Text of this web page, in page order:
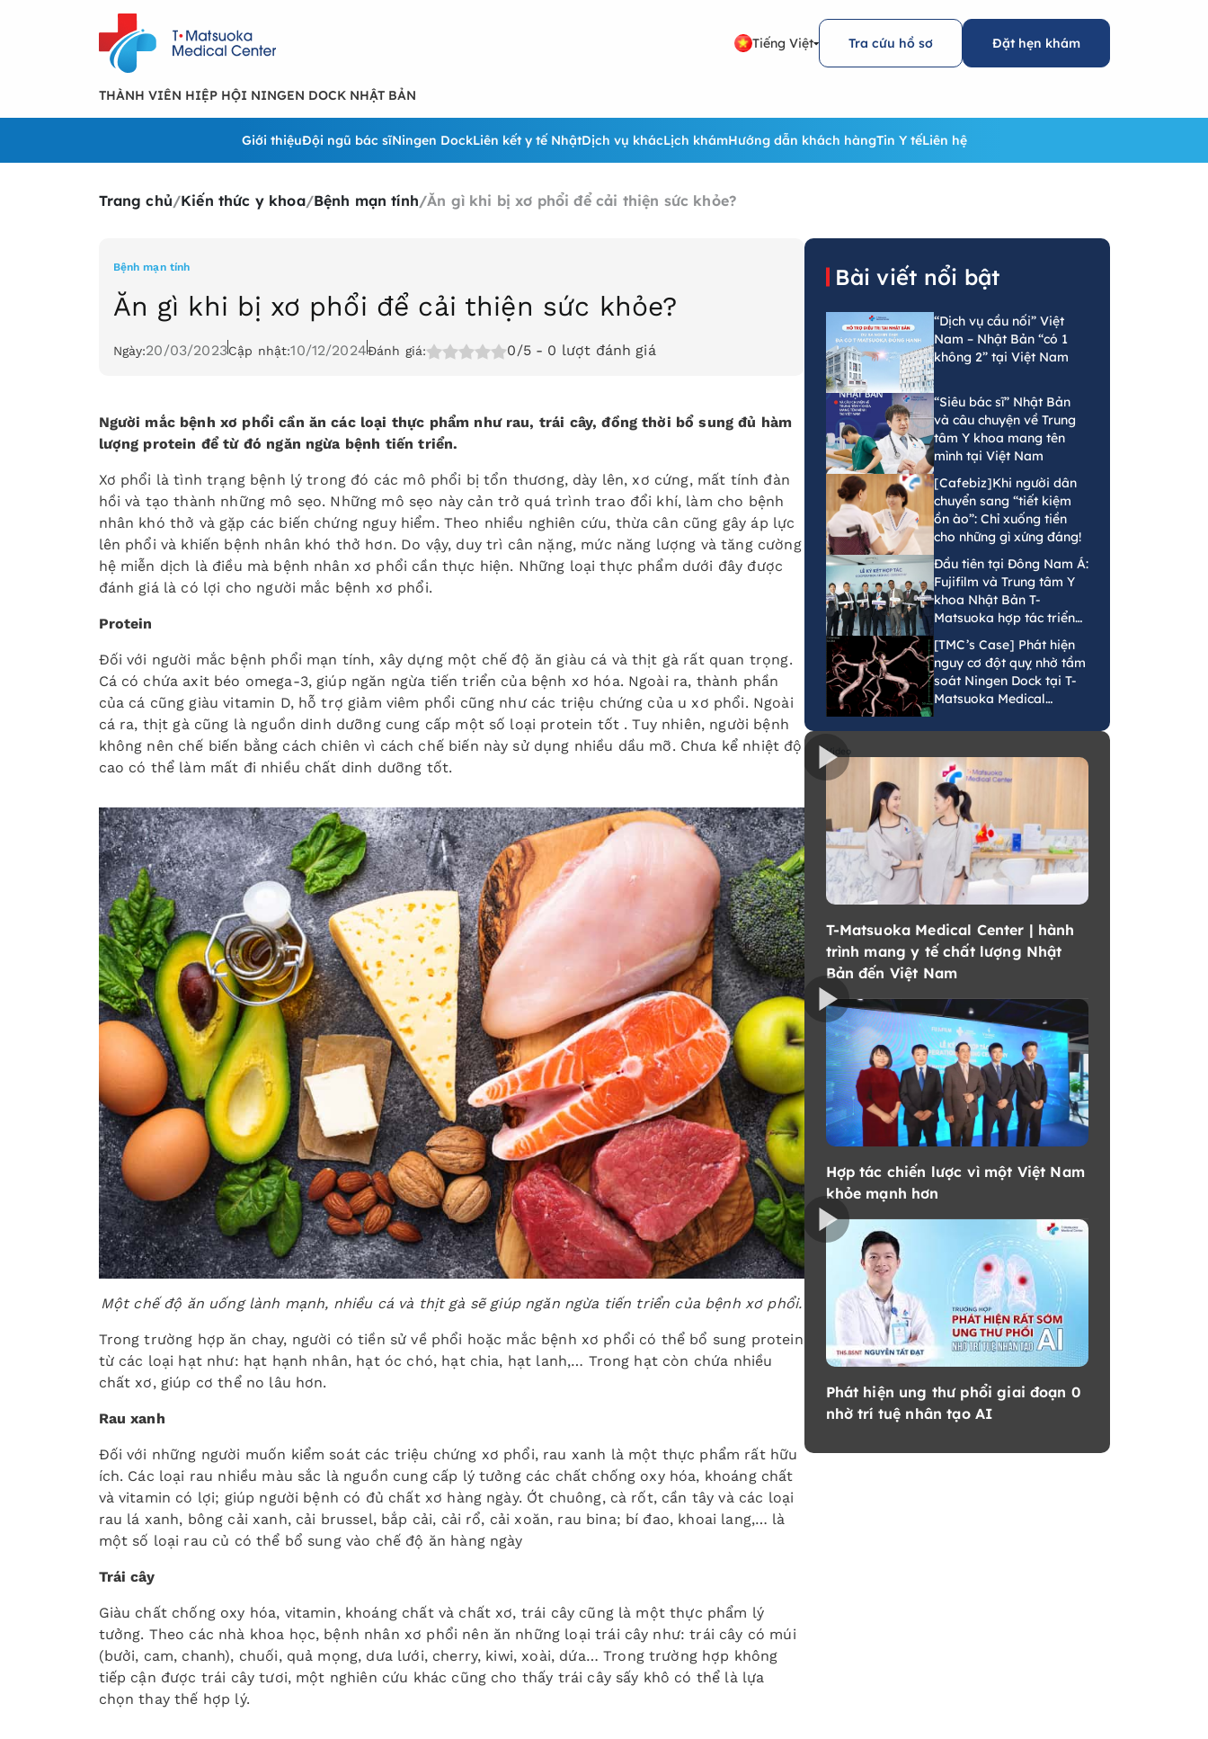
Tiếng Việt Tra cứu hồ sơ Đặt hẹn khám
THÀNH VIÊN HIỆP HỘI NINGEN DOCK NHẬT BẢN
Giới thiệuĐội ngũ bác sĩNingen DockLiên kết y tế NhậtDịch vụ khácLịch khámHướng dẫn khách hàngTin Y tếLiên hệ
Trang chủ/Kiến thức y khoa/Bệnh mạn tính/Ăn gì khi bị xơ phổi để cải thiện sức khỏe?
Bệnh mạn tính
Ăn gì khi bị xơ phổi để cải thiện sức khỏe?
Ngày:20/03/2023Cập nhật:10/12/2024Đánh giá: 0/5 - 0 lượt đánh giá
Người mắc bệnh xơ phổi cần ăn các loại thực phẩm như rau, trái cây, đồng thời bổ sung đủ hàm
lượng protein để từ đó ngăn ngừa bệnh tiến triển.
Xơ phổi là tình trạng bệnh lý trong đó các mô phổi bị tổn thương, dày lên, xơ cứng, mất tính đàn
hồi và tạo thành những mô sẹo. Những mô sẹo này cản trở quá trình trao đổi khí, làm cho bệnh
nhân khó thở và gặp các biến chứng nguy hiểm. Theo nhiều nghiên cứu, thừa cân cũng gây áp lực
lên phổi và khiến bệnh nhân khó thở hơn. Do vậy, duy trì cân nặng, mức năng lượng và tăng cường
hệ miễn dịch là điều mà bệnh nhân xơ phổi cần thực hiện. Những loại thực phẩm dưới đây được
đánh giá là có lợi cho người mắc bệnh xơ phổi.
Protein
Đối với người mắc bệnh phổi mạn tính, xây dựng một chế độ ăn giàu cá và thịt gà rất quan trọng.
Cá có chứa axit béo omega-3, giúp ngăn ngừa tiến triển của bệnh xơ hóa. Ngoài ra, thành phần
của cá cũng giàu vitamin D, hỗ trợ giảm viêm phổi cũng như các triệu chứng của u xơ phổi. Ngoài
cá ra, thịt gà cũng là nguồn dinh dưỡng cung cấp một số loại protein tốt . Tuy nhiên, người bệnh
không nên chế biến bằng cách chiên vì cách chế biến này sử dụng nhiều dầu mỡ. Chưa kể nhiệt độ
cao có thể làm mất đi nhiều chất dinh dưỡng tốt.
Một chế độ ăn uống lành mạnh, nhiều cá và thịt gà sẽ giúp ngăn ngừa tiến triển của bệnh xơ phổi.
Trong trường hợp ăn chay, người có tiền sử về phổi hoặc mắc bệnh xơ phổi có thể bổ sung protein
từ các loại hạt như: hạt hạnh nhân, hạt óc chó, hạt chia, hạt lanh,… Trong hạt còn chứa nhiều
chất xơ, giúp cơ thể no lâu hơn.
Rau xanh
Đối với những người muốn kiểm soát các triệu chứng xơ phổi, rau xanh là một thực phẩm rất hữu
ích. Các loại rau nhiều màu sắc là nguồn cung cấp lý tưởng các chất chống oxy hóa, khoáng chất
và vitamin có lợi; giúp người bệnh có đủ chất xơ hàng ngày. Ớt chuông, cà rốt, cần tây và các loại
rau lá xanh, bông cải xanh, cải brussel, bắp cải, cải rổ, cải xoăn, rau bina; bí đao, khoai lang,… là
một số loại rau củ có thể bổ sung vào chế độ ăn hàng ngày
Trái cây
Giàu chất chống oxy hóa, vitamin, khoáng chất và chất xơ, trái cây cũng là một thực phẩm lý
tưởng. Theo các nhà khoa học, bệnh nhân xơ phổi nên ăn những loại trái cây như: trái cây có múi
(bưởi, cam, chanh), chuối, quả mọng, dưa lưới, cherry, kiwi, xoài, dứa… Trong trường hợp không
tiếp cận được trái cây tươi, một nghiên cứu khác cũng cho thấy trái cây sấy khô có thể là lựa
chọn thay thế hợp lý.
Bài viết nổi bật
“Dịch vụ cầu nối” Việt
Nam – Nhật Bản “có 1
không 2” tại Việt Nam
“Siêu bác sĩ” Nhật Bản
và câu chuyện về Trung
tâm Y khoa mang tên
mình tại Việt Nam
[Cafebiz]Khi người dân
chuyển sang “tiết kiệm
ồn ào”: Chỉ xuống tiền
cho những gì xứng đáng!
Đầu tiên tại Đông Nam Á:
Fujifilm và Trung tâm Y
khoa Nhật Bản T-
Matsuoka hợp tác triển
khai mô hình tầm soát
phát hiện sớm ung thư
bằng AI tại Việt Nam
[TMC’s Case] Phát hiện
nguy cơ đột quỵ nhờ tầm
soát Ningen Dock tại T-
Matsuoka Medical
Center
Video
T-Matsuoka Medical Center | hành
trình mang y tế chất lượng Nhật
Bản đến Việt Nam
Hợp tác chiến lược vì một Việt Nam
khỏe mạnh hơn
Phát hiện ung thư phổi giai đoạn 0
nhờ trí tuệ nhân tạo AI